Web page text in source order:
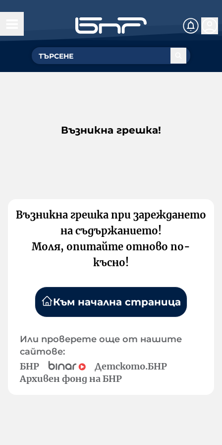
Възникна грешка!
Възникна грешка при зареждането
на съдържанието!
Моля, опитайте отново по-
късно!
Към начална страница
Или проверете още от нашите
сайтове:
БНР
Детското.БНР
Архивен фонд на БНР